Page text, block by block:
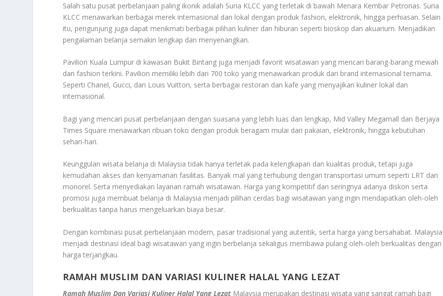
Salah satu pusat perbelanjaan paling ikonik adalah Suria KLCC yang terletak di bawah Menara Kembar Petronas. Suria
KLCC menawarkan berbagai merek internasional dan lokal dengan produk fashion, elektronik, hingga perhiasan. Selain
itu, pengunjung juga dapat menikmati berbagai pilihan kuliner dan hiburan seperti bioskop dan akuarium. Menjadikan
pengalaman belanja semakin lengkap dan menyenangkan.
Pavilion Kuala Lumpur di kawasan Bukit Bintang juga menjadi favorit wisatawan yang mencari barang-barang mewah
dan fashion terkini. Pavilion memiliki lebih dari 700 toko yang menawarkan produk dari brand internasional ternama.
Seperti Chanel, Gucci, dan Louis Vuitton, serta berbagai restoran dan kafe yang menyajikan kuliner lokal dan
internasional.
Bagi yang mencari pusat perbelanjaan dengan suasana yang lebih luas dan lengkap, Mid Valley Megamall dan Berjaya
Times Square menawarkan ribuan toko dengan produk beragam mulai dari pakaian, elektronik, hingga kebutuhan
sehari-hari.
Keunggulan wisata belanja di Malaysia tidak hanya terletak pada kelengkapan dan kualitas produk, tetapi juga
kemudahan akses dan kenyamanan fasilitas. Banyak mal yang terhubung dengan transportasi umum seperti LRT dan
monorel. Serta menyediakan layanan ramah wisatawan. Harga yang kompetitif dan seringnya adanya diskon serta
promosi juga membuat belanja di Malaysia menjadi pilihan cerdas bagi wisatawan yang ingin mendapatkan oleh-oleh
berkualitas tanpa harus mengeluarkan biaya besar.
Dengan kombinasi pusat perbelanjaan modern, pasar tradisional yang autentik, serta harga yang bersahabat. Malaysia
menjadi destinasi ideal bagi wisatawan yang ingin berbelanja sekaligus membawa pulang oleh-oleh berkualitas dengan
harga terjangkau.
RAMAH MUSLIM DAN VARIASI KULINER HALAL YANG LEZAT
Ramah Muslim Dan Variasi Kuliner Halal Yang Lezat Malaysia merupakan destinasi wisata yang sangat ramah bagi